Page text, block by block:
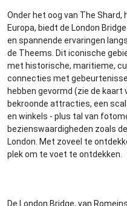
Onder het oog van The
Europa, biedt de London
en spannende ervaringen
de Theems. Dit iconische
met historische, maritieme,
connecties met
hebben gevormd (zie de kaart
bekroonde attracties, een
en winkels - plus tal van
bezienswaardigheden zoals
London. Met zoveel te
plek om te voet te ontdekken.
De London Bridge, van